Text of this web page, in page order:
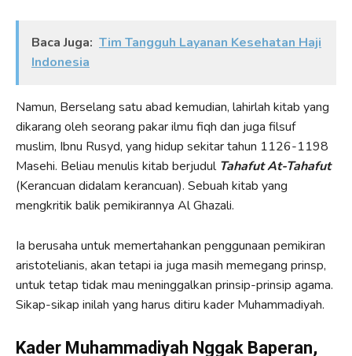
Baca Juga: Tim Tangguh Layanan Kesehatan Haji
Indonesia
Namun, Berselang satu abad kemudian, lahirlah kitab yang
dikarang oleh seorang pakar ilmu fiqh dan juga filsuf
muslim, Ibnu Rusyd, yang hidup sekitar tahun 1126-1198
Masehi. Beliau menulis kitab berjudul Tahafut At-Tahafut
(Kerancuan didalam kerancuan). Sebuah kitab yang
mengkritik balik pemikirannya Al Ghazali.
Ia berusaha untuk memertahankan penggunaan pemikiran
aristotelianis, akan tetapi ia juga masih memegang prinsp,
untuk tetap tidak mau meninggalkan prinsip-prinsip agama.
Sikap-sikap inilah yang harus ditiru kader Muhammadiyah.
Kader Muhammadiyah Nggak Baperan,